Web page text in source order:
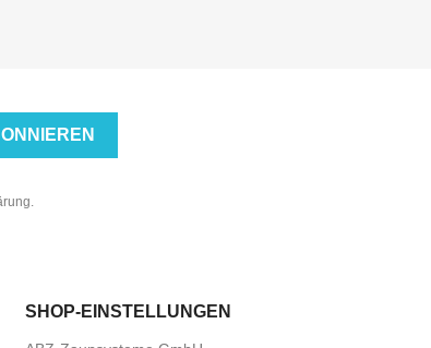
SHOP-EINSTELLUNGEN